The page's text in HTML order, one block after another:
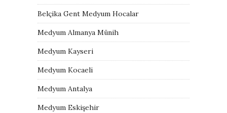
Belçika Gent Medyum Hocalar
Medyum Almanya Münih
Medyum Kayseri
Medyum Kocaeli
Medyum Antalya
Medyum Eskişehir